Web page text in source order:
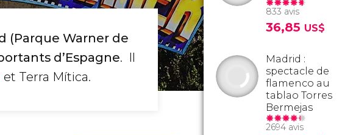
(Parque Warner de
d’Espagne. Il
et Terra Mítica.
833 avis
36,85 US$
Madrid :
spectacle de
flamenco au
tablao Torres
Bermejas
2694 avis